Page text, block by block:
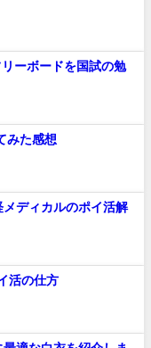
ーボードを国試の勉
みた感想
メディカルのポイ活解
活の仕方